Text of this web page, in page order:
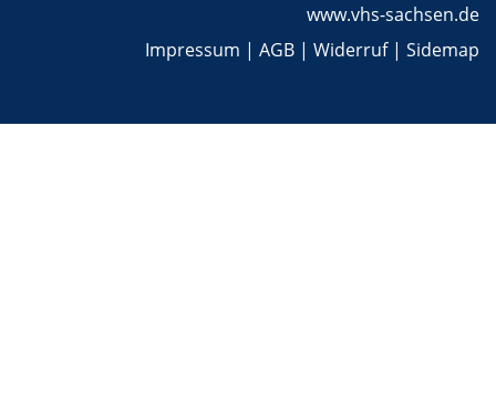
www.vhs-sachsen.de
Impressum | AGB | Widerruf| Sidemap